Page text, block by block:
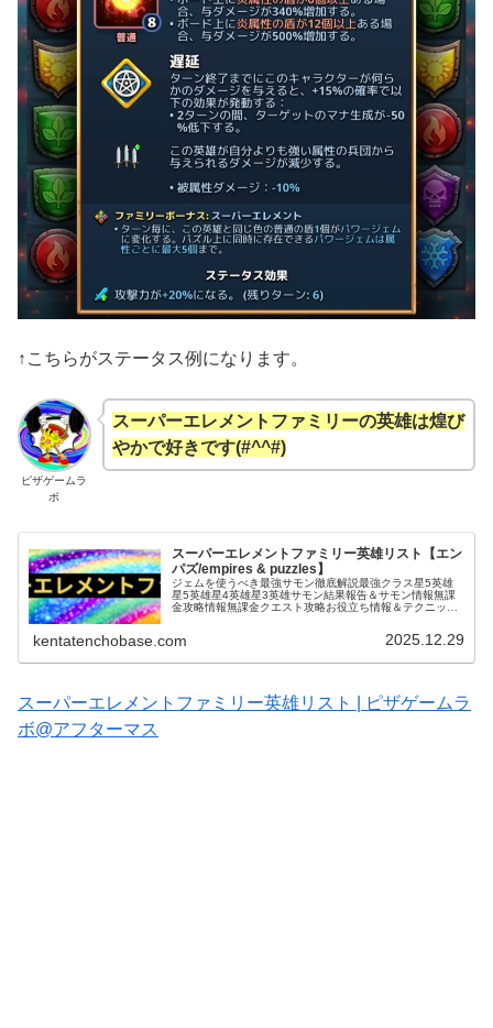
↑こちらがステータス例になります。
ピザゲームラ
ボ
スーパーエレメントファミリーの英雄は煌び
やかで好きです(#^^#)
スーパーエレメントファミリー英雄リスト【エン
パズ/empires & puzzles】
ジェムを使うべき最強サモン徹底解説最強クラス星5英雄
星5英雄星4英雄星3英雄サモン結果報告＆サモン情報無課
金攻略情報無課金クエスト攻略お役立ち情報＆テクニック
kentatenchobase.com 2025.12.29
スーパーエレメントファミリー英雄リスト | ピザゲームラ
ボ@アフターマス